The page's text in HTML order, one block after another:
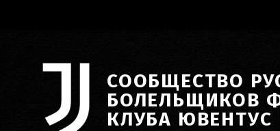
СООБЩЕСТВО
БОЛЕЛЬЩИКОВ
КЛУБА ЮВЕНТУС